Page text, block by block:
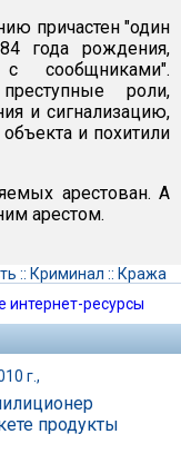
причастен "один
года рождения,
сообщниками".
роли,
и сигнализацию,
и похитили
арестован. А
арестом.
:: Криминал :: Кража
ресурсы
г.,
продукты